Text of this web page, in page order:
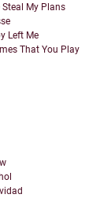
My Plans
Left Me
That You Play